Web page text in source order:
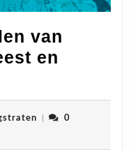
van
en
cdenvhoogstraten
0